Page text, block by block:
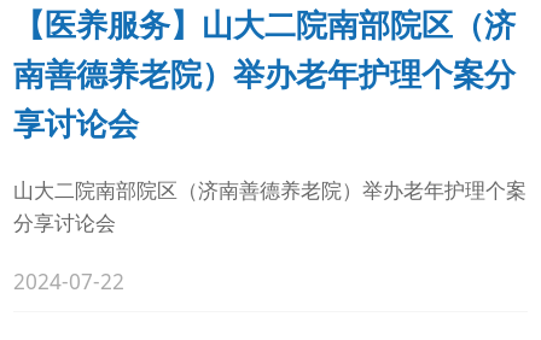
【医养服务】山大二院南部院区（济
南善德养老院）举办老年护理个案分
享讨论会
山大二院南部院区（济南善德养老院）举办老年护理个案
分享讨论会
2024-07-22